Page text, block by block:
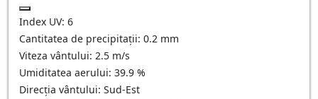
Index UV: 6
Cantitatea de precipitații: 0.2 mm
Viteza vântului: 2.5 m/s
Umiditatea aerului: 39.9 %
Direcția vântului: Sud-Est